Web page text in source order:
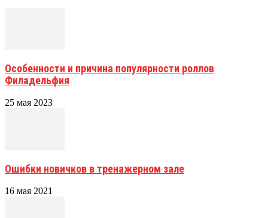
Особенности и причина популярности роллов
Филадельфия
25 мая 2023
Ошибки новичков в тренажерном зале
16 мая 2021